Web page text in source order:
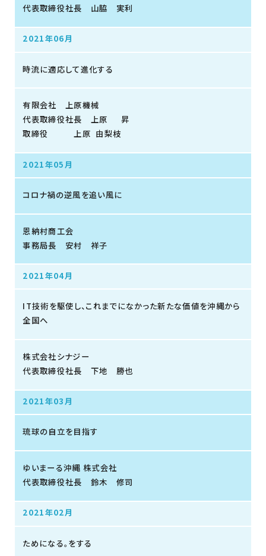
代表取締役社長 山脇 実利
2021年06月
時流に適応して進化する
有限会社 上原機械
代表取締役社長 上原 昇
取締役 上原 由梨枝
2021年05月
コロナ禍の逆風を追い風に
恩納村商工会
事務局長 安村 祥子
2021年04月
IT技術を駆使し、これまでになかった新たな価値を沖縄から
全国へ
株式会社シナジー
代表取締役社長 下地 勝也
2021年03月
琉球の自立を目指す
ゆいまーる沖縄 株式会社
代表取締役社長 鈴木 修司
2021年02月
ためになる。をする